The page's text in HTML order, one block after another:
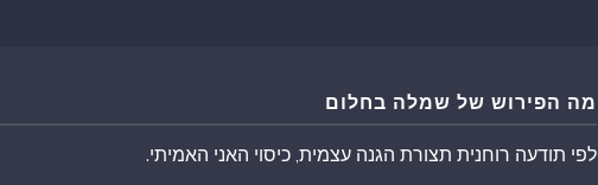
מה הפירוש של שמלה בחלום
לפי תודעה רוחנית תצורת הגנה עצמית, כיסוי האני האמיתי.